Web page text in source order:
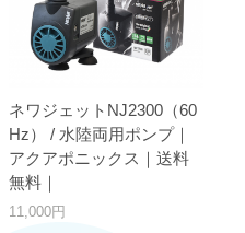
ネワジェットNJ2300（60
Hz） / 水陸両用ポンプ｜
アクアポニックス｜送料
無料｜
11,000円